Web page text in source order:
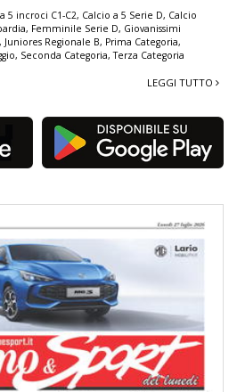
5 incroci C1-C2, Calcio a 5 Serie D, Calcio
, Femminile Serie D, Giovanissimi
, Juniores Regionale B, Prima Categoria,
, Seconda Categoria,Terza Categoria
LEGGI TUTTO